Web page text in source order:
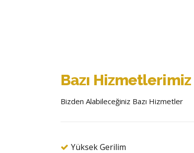
Bazı Hizmetlerimiz
Bizden Alabileceğiniz Bazı Hizmetler
Yüksek Gerilim